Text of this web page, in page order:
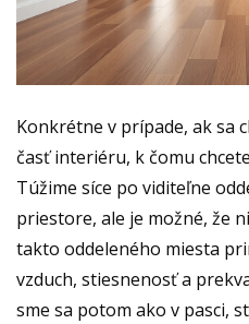
Konkrétne v prípade, ak sa
časť interiéru, k čomu
Túžime síce po viditeľne
priestore, ale je možné, že
takto oddeleného miesta
vzduch, stiesnenosť a
sme sa potom ako v pasci,